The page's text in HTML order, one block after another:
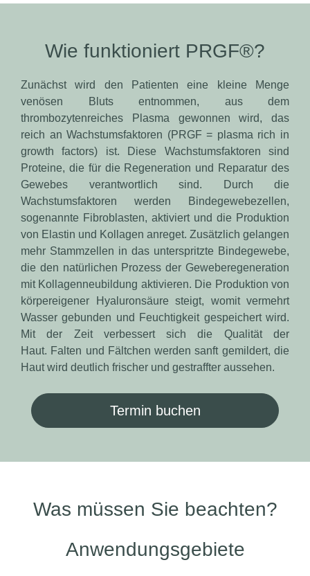
Wie funktioniert PRGF®?
Zunächst wird den Patienten eine kleine Menge
venösen Bluts entnommen, aus dem
thrombozytenreiches Plasma gewonnen wird, das
reich an Wachstumsfaktoren (PRGF = plasma rich in
growth factors) ist. Diese Wachstumsfaktoren sind
Proteine, die für die Regeneration und Reparatur des
Gewebes verantwortlich sind. Durch die
Wachstumsfaktoren werden Bindegewebezellen,
sogenannte Fibroblasten, aktiviert und die Produktion
von Elastin und Kollagen anreget. Zusätzlich gelangen
mehr Stammzellen in das unterspritzte Bindegewebe,
die den natürlichen Prozess der Geweberegeneration
mit Kollagenneubildung aktivieren. Die Produktion von
körpereigener Hyaluronsäure steigt, womit vermehrt
Wasser gebunden und Feuchtigkeit gespeichert wird.
Mit der Zeit verbessert sich die Qualität der
Haut. Falten und Fältchen werden sanft gemildert, die
Haut wird deutlich frischer und gestraffter aussehen.
Termin buchen
Was müssen Sie beachten?
Anwendungsgebiete